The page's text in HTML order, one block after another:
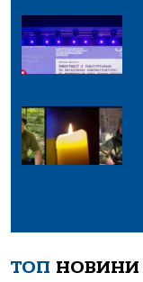
ТОП НОВИНИ